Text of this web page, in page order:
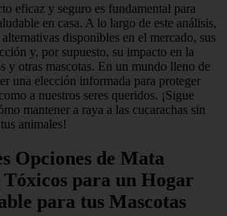
eficaz y seguro es fundamental para
en casa. A lo largo de este análisis,
disponibles en el mercado, sus
y, por supuesto, su impacto en la
y otras mascotas. En un mundo lleno de
una elección informada para proteger
a nuestros seres queridos. ¡Sigue
mantener a raya a las cucarachas sin
animales!
Opciones de Mata
Tóxicos para un Hogar
para tus Mascotas